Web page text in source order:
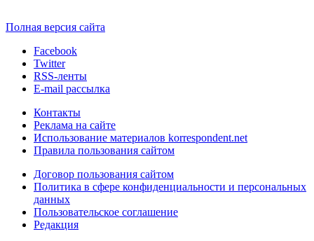
Полная версия сайта
Facebook
Twitter
RSS-ленты
E-mail рассылка
Контакты
Реклама на сайте
Использование материалов korrespondent.net
Правила пользования сайтом
Договор пользования сайтом
Политика в сфере конфиденциальности и персональных
данных
Пользовательское соглашение
Редакция